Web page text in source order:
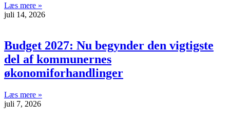
Læs mere »
juli 14, 2026
Budget 2027: Nu begynder den vigtigste
del af kommunernes
økonomiforhandlinger
Læs mere »
juli 7, 2026